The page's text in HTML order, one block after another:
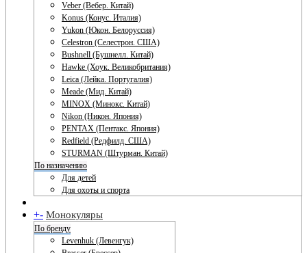
Veber (Вебер. Китай)
Konus (Конус. Италия)
Yukon (Юкон. Белоруссия)
Celestron (Селестрон. США)
Bushnell (Бушнелл. Китай)
Hawke (Хоук. Великобритания)
Leica (Лейка. Португалия)
Meade (Мид. Китай)
MINOX (Минокс. Китай)
Nikon (Никон. Япония)
PENTAX (Пентакс. Япония)
Redfield (Редфилд. США)
STURMAN (Штурман. Китай)
По назначению
Для детей
Для охоты и спорта
+- Монокуляры
По бренду
Levenhuk (Левенгук)